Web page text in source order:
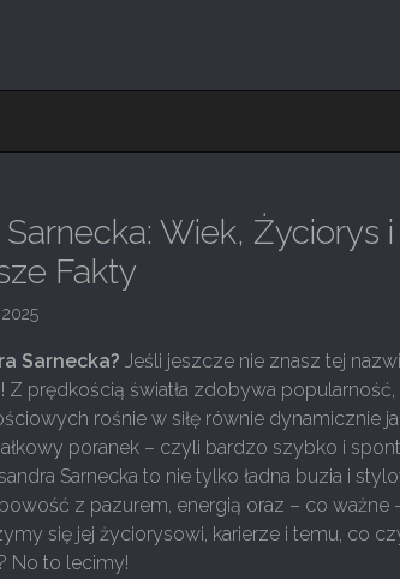
Wiek, Życiorys i
Fakty
Sarnecka? Jeśli jeszcze nie znasz tej
Z prędkością światła zdobywa
rośnie w siłę równie dynamicznie
poranek – czyli bardzo szybko i
Sarnecka to nie tylko ładna buzia i
z pazurem, energią oraz – co ważne
się jej życiorysowi, karierze i temu, co
No to lecimy!